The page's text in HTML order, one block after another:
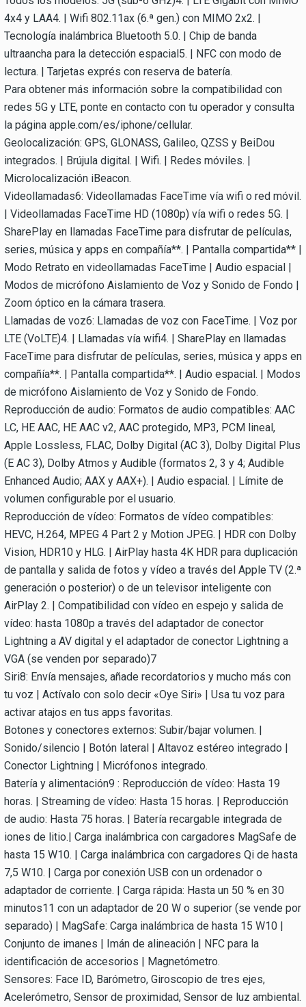
4x4 y LAA4. | Wifi 802.11ax (6.ª gen.) con MIMO 2x2. |
Tecnología inalámbrica Bluetooth 5.0. | Chip de banda
ultraancha para la detección espacial5. | NFC con modo de
lectura. | Tarjetas exprés con reserva de batería.
Para obtener más información sobre la compatibilidad con
redes 5G y LTE, ponte en contacto con tu operador y consulta
la página apple.com/es/iphone/cellular.
Geolocalización: GPS, GLONASS, Galileo, QZSS y BeiDou
integrados. | Brújula digital. | Wifi. | Redes móviles. |
Microlocalización iBeacon.
Videollamadas6: Videollamadas FaceTime vía wifi o red móvil.
| Videollamadas FaceTime HD (1080p) vía wifi o redes 5G. |
SharePlay en llamadas FaceTime para disfrutar de películas,
series, música y apps en compañía**. | Pantalla compartida** |
Modo Retrato en videollamadas FaceTime | Audio espacial |
Modos de micrófono Aislamiento de Voz y Sonido de Fondo |
Zoom óptico en la cámara trasera.
Llamadas de voz6: Llamadas de voz con FaceTime. | Voz por
LTE (VoLTE)4. | Llamadas vía wifi4. | SharePlay en llamadas
FaceTime para disfrutar de películas, series, música y apps en
compañía**. | Pantalla compartida**. | Audio espacial. | Modos
de micrófono Aislamiento de Voz y Sonido de Fondo.
Reproducción de audio: Formatos de audio compatibles: AAC
LC, HE AAC, HE AAC v2, AAC protegido, MP3, PCM lineal,
Apple Lossless, FLAC, Dolby Digital (AC 3), Dolby Digital Plus
(E AC 3), Dolby Atmos y Audible (formatos 2, 3 y 4; Audible
Enhanced Audio; AAX y AAX+). | Audio espacial. | Límite de
volumen configurable por el usuario.
Reproducción de vídeo: Formatos de vídeo compatibles:
HEVC, H.264, MPEG 4 Part 2 y Motion JPEG. | HDR con Dolby
Vision, HDR10 y HLG. | AirPlay hasta 4K HDR para duplicación
de pantalla y salida de fotos y vídeo a través del Apple TV (2.ª
generación o posterior) o de un televisor inteligente con
AirPlay 2. | Compatibilidad con vídeo en espejo y salida de
vídeo: hasta 1080p a través del adaptador de conector
Lightning a AV digital y el adaptador de conector Lightning a
VGA (se venden por separado)7
Siri8: Envía mensajes, añade recordatorios y mucho más con
tu voz | Actívalo con solo decir «Oye Siri» | Usa tu voz para
activar atajos en tus apps favoritas.
Botones y conectores externos: Subir/bajar volumen. |
Sonido/silencio | Botón lateral | Altavoz estéreo integrado |
Conector Lightning | Micrófonos integrado.
Batería y alimentación9 : Reproducción de vídeo: Hasta 19
horas. | Streaming de vídeo: Hasta 15 horas. | Reproducción
de audio: Hasta 75 horas. | Batería recargable integrada de
iones de litio.| Carga inalámbrica con cargadores MagSafe de
hasta 15 W10. | Carga inalámbrica con cargadores Qi de hasta
7,5 W10. | Carga por conexión USB con un ordenador o
adaptador de corriente. | Carga rápida: Hasta un 50 % en 30
minutos11 con un adaptador de 20 W o superior (se vende por
separado) | MagSafe: Carga inalámbrica de hasta 15 W10 |
Conjunto de imanes | Imán de alineación | NFC para la
identificación de accesorios | Magnetómetro.
Sensores: Face ID, Barómetro, Giroscopio de tres ejes,
Acelerómetro, Sensor de proximidad, Sensor de luz ambiental.